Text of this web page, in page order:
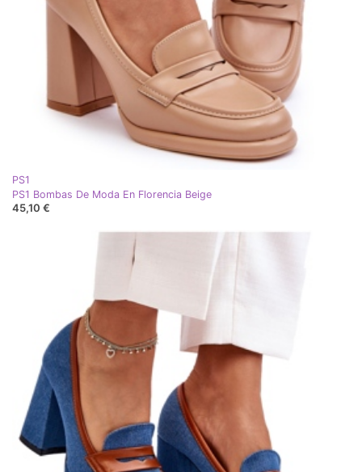
PS1
PS1 Bombas De Moda En Florencia Beige
45,10 €